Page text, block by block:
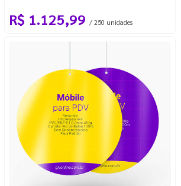
R$ 1.125,99 / 250 unidades